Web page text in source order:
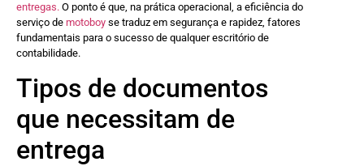
entregas. O ponto é que, na prática operacional, a eficiência do
serviço de motoboy se traduz em segurança e rapidez, fatores
fundamentais para o sucesso de qualquer escritório de
contabilidade.
Tipos de documentos
que necessitam de
entrega